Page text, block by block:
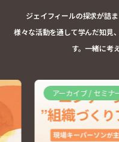
ジェイフィールの探求が詰
様々な活動を通して学んだ知見
す。 一緒に考
アーカイブ / セミナーレポート